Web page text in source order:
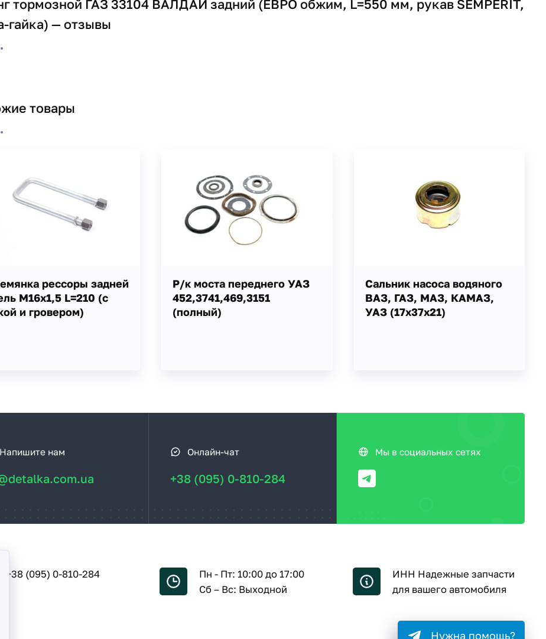
тормозной ГАЗ 33104 ВАЛДАЙ задний (ЕВРО обжим, L=550 мм, рукав SEMPERIT,
гайка) — отзывы
товары
рессоры задней
М16х1,5 L=210 (с
и гровером)
Р/к моста переднего УАЗ
452,3741,469,3151
(полный)
Сальник насоса водяного
ВАЗ, ГАЗ, МАЗ, КАМАЗ,
УАЗ (17х37х21)
Напишите нам Онлайн-чат
+38 (095) 0-810-284
Мы в социальных сетях
+38 (095) 0-810-284
Пн - Пт: 10:00 до 17:00
Сб – Вс: Выходной
ИНН Надежные запчасти
для вашего автомобиля
Нужна помощь?